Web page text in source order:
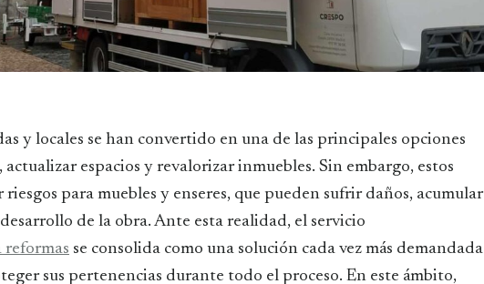
espacios y revalorizar inmuebles. Sin embargo, estos
para muebles y enseres, que pueden sufrir daños, acumular
de la obra. Ante esta realidad, el servicio
reformas se consolida como una solución cada vez más demandada
sus pertenencias durante todo el proceso. En este ámbito,